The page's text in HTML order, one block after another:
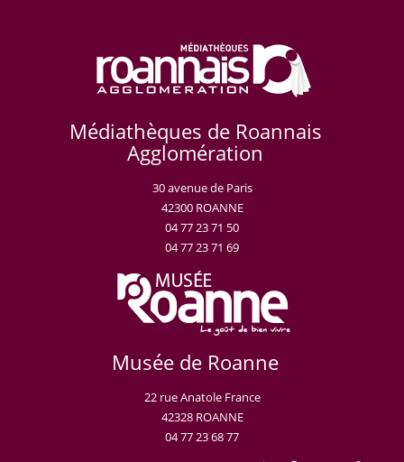
Médiathèques de Roannais
Agglomération
30 avenue de Paris
42300 ROANNE
04 77 23 71 50
04 77 23 71 69
Musée de Roanne
22 rue Anatole France
42328 ROANNE
04 77 23 68 77